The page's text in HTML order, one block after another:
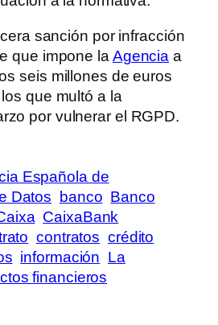
sanción por infracción
que impone la Agencia a
seis millones de euros
que multó a la
por vulnerar el RGPD.
Española de
Datos banco Banco
CaixaBank
contratos crédito
información La
financieros